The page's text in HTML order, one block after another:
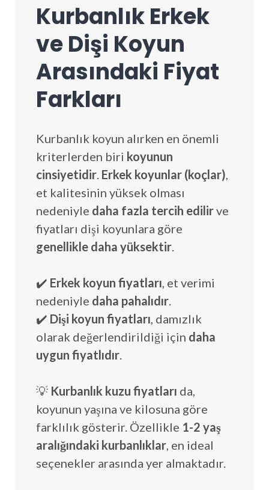
Kurbanlık Erkek
ve Dişi Koyun
Arasındaki Fiyat
Farkları
Kurbanlık koyun alırken en önemli
kriterlerden biri koyunun
cinsiyetidir. Erkek koyunlar (koçlar),
et kalitesinin yüksek olması
nedeniyle daha fazla tercih edilirve
fiyatları dişi koyunlara göre
genellikle daha yüksektir.
✔️ Erkek koyun fiyatları, et verimi
nedeniyle daha pahalıdır.
✔️ Dişi koyun fiyatları, damızlık
olarak değerlendirildiği için daha
uygun fiyatlıdır.
💡 Kurbanlık kuzu fiyatları da,
koyunun yaşına ve kilosuna göre
farklılık gösterir. Özellikle 1-2 yaş
aralığındaki kurbanlıklar, en ideal
seçenekler arasında yer almaktadır.